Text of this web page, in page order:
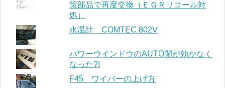
策部品で再度交換（ＥＧＲリコール対
処）
水温計 COMTEC 802V
パワーウインドウのAUTO閉が効かなく
なった?!
F45 ワイパーの上げ方